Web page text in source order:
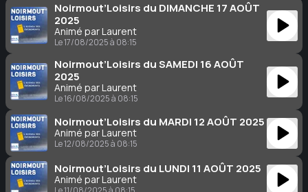
Noirmout’Loisirs du DIMANCHE 17 AOÛT
2025
Animé par Laurent
Le 17/08/2025 à 08:15
Noirmout’Loisirs du SAMEDI 16 AOÛT
2025
Animé par Laurent
Le 16/08/2025 à 08:15
Noirmout’Loisirs du MARDI 12 AOÛT 2025
Animé par Laurent
Le 12/08/2025 à 08:15
Noirmout’Loisirs du LUNDI 11 AOÛT 2025
Animé par Laurent